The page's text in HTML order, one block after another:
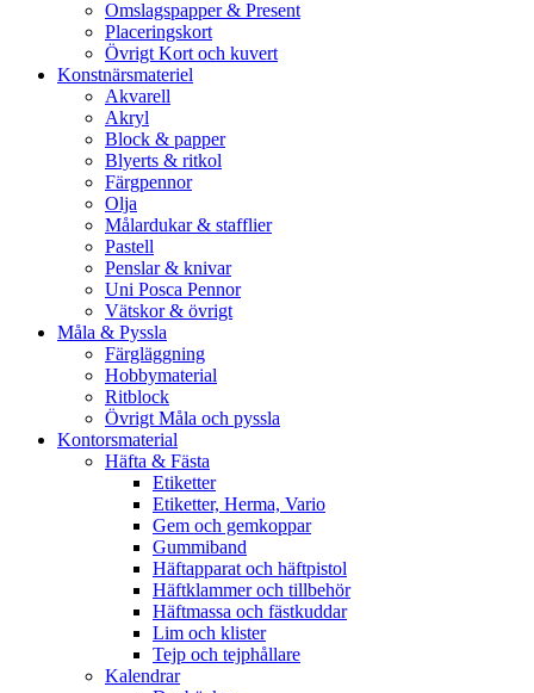
Omslagspapper & Present
Placeringskort
Övrigt Kort och kuvert
Konstnärsmateriel
Akvarell
Akryl
Block & papper
Blyerts & ritkol
Färgpennor
Olja
Målardukar & stafflier
Pastell
Penslar & knivar
Uni Posca Pennor
Vätskor & övrigt
Måla & Pyssla
Färgläggning
Hobbymaterial
Ritblock
Övrigt Måla och pyssla
Kontorsmaterial
Häfta & Fästa
Etiketter
Etiketter, Herma, Vario
Gem och gemkoppar
Gummiband
Häftapparat och häftpistol
Häftklammer och tillbehör
Häftmassa och fästkuddar
Lim och klister
Tejp och tejphållare
Kalendrar